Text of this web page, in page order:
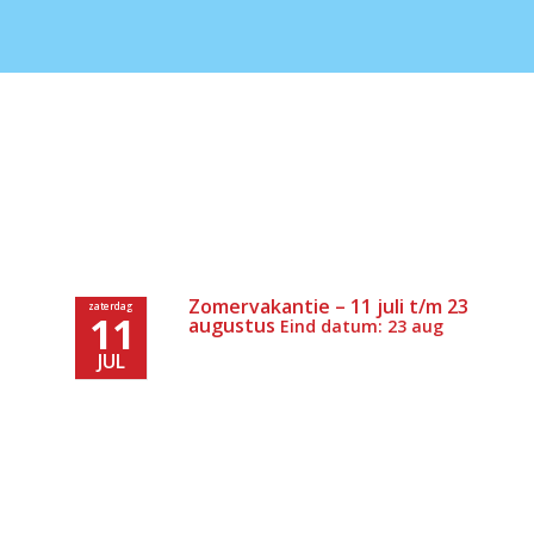
zaterdag
11
JUL
Zomervakantie – 11 juli t/m 23
augustus Eind datum: 23 aug